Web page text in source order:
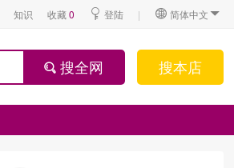
知识 收藏0 登陆 | 简体中文
搜全网 搜本店